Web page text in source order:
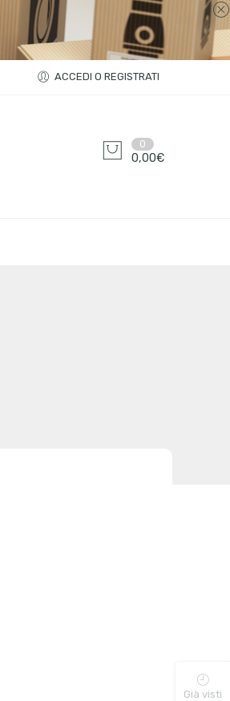
ACCEDI O REGISTRATI
0
0,00€
Già visti